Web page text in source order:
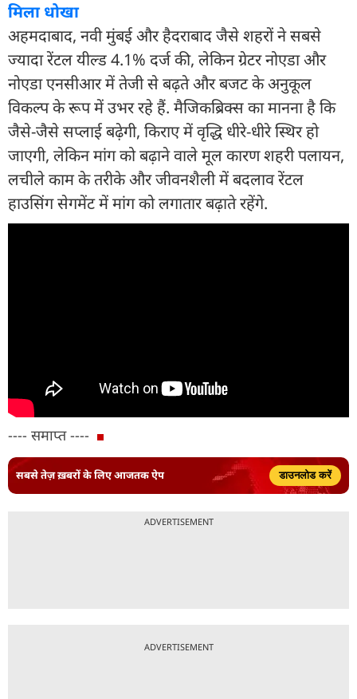
मिला धोखा
अहमदाबाद, नवी मुंबई और हैदराबाद जैसे शहरों ने सबसे
ज्यादा रेंटल यील्ड 4.1% दर्ज की, लेकिन ग्रेटर नोएडा और
नोएडा एनसीआर में तेजी से बढ़ते और बजट के अनुकूल
विकल्प के रूप में उभर रहे हैं. मैजिकब्रिक्स का मानना है कि
जैसे-जैसे सप्लाई बढ़ेगी, किराए में वृद्धि धीरे-धीरे स्थिर हो
जाएगी, लेकिन मांग को बढ़ाने वाले मूल कारण शहरी पलायन,
लचीले काम के तरीके और जीवनशैली में बदलाव रेंटल
हाउसिंग सेगमेंट में मांग को लगातार बढ़ाते रहेंगे.
---- समाप्त ----
सबसे तेज़ ख़बरों के लिए आजतक ऐप डाउनलोड करें
ADVERTISEMENT
ADVERTISEMENT